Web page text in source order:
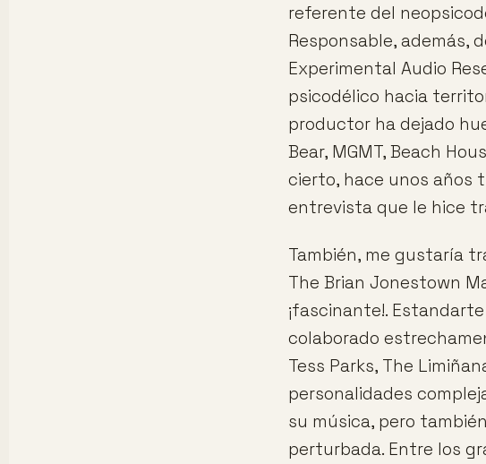
referente del
Responsable,
Experimental Audio
psicodélico hacia
productor ha dejado
Bear, MGMT, Beach
cierto, hace unos años
entrevista que le hice
También, me gustaría
The Brian Jonestown
¡fascinante!.
colaborado
Tess Parks, The
personalidades
su música, pero
perturbada. Entre los